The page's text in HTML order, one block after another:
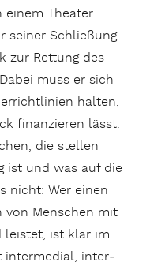
einem Theater
seiner Schlie­ßung
zur Rettung des
muss er sich
halten,
finan­zieren lässt.
die stellen
ist und was auf die
nicht: Wer einen
von Menschen mit
leistet, ist klar im
inter­me­dial, inter­